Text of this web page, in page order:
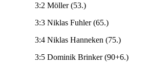
3:2 Möller (53.)
3:3 Niklas Fuhler (65.)
3:4 Niklas Hanneken (75.)
3:5 Dominik Brinker (90+6.)